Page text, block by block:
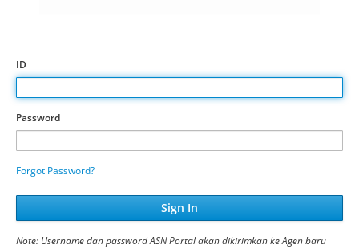
ID
Password
Forgot Password?
Note: Username dan password ASN Portal akan dikirimkan ke Agen baru